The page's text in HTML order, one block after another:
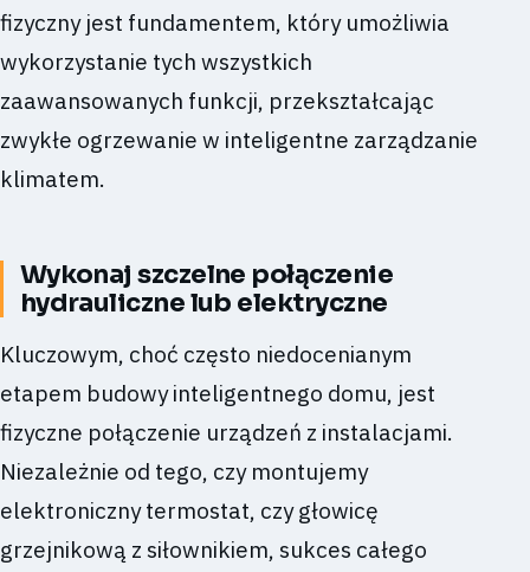
fizyczny jest fundamentem, który umożliwia
wykorzystanie tych wszystkich
zaawansowanych funkcji, przekształcając
zwykłe ogrzewanie w inteligentne zarządzanie
klimatem.
Wykonaj szczelne połączenie
hydrauliczne lub elektryczne
Kluczowym, choć często niedocenianym
etapem budowy inteligentnego domu, jest
fizyczne połączenie urządzeń z instalacjami.
Niezależnie od tego, czy montujemy
elektroniczny termostat, czy głowicę
grzejnikową z siłownikiem, sukces całego